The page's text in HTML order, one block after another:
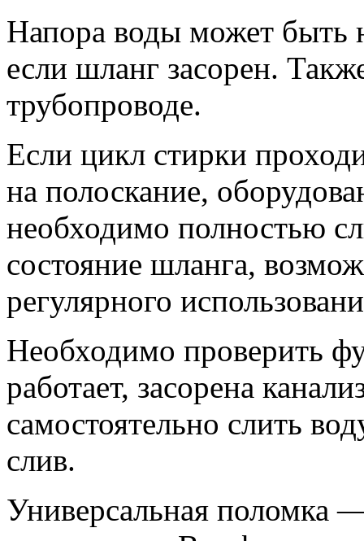
Напора воды может быть
если шланг засорен.
трубопроводе.
Если цикл стирки
на полоскание,
необходимо полностью
состояние шланга,
регулярного
Необходимо проверить
работает, засорена
самостоятельно слить
слив.
Универсальная поломка